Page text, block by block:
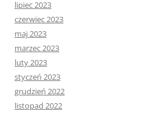
lipiec 2023
czerwiec 2023
maj 2023
marzec 2023
luty 2023
styczeń 2023
grudzień 2022
listopad 2022